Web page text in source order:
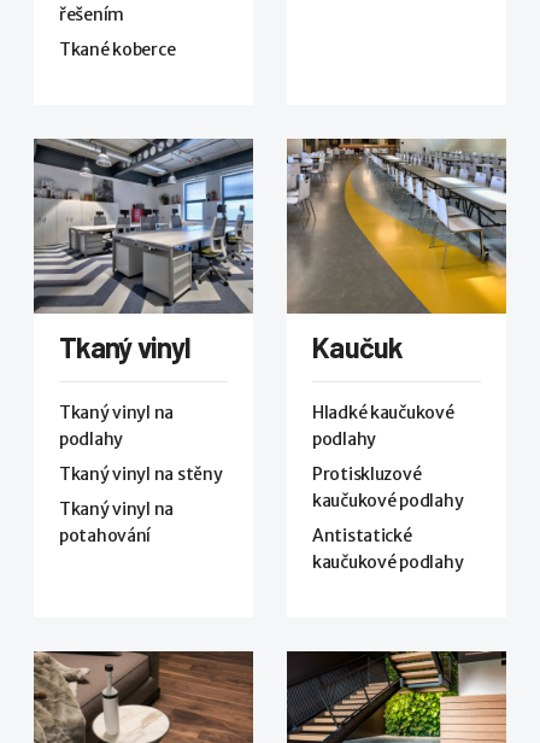
řešením
Tkané koberce
Tkaný vinyl
Tkaný vinyl na
podlahy
Tkaný vinyl na stěny
Tkaný vinyl na
potahování
Kaučuk
Hladké kaučukové
podlahy
Protiskluzové
kaučukové podlahy
Antistatické
kaučukové podlahy